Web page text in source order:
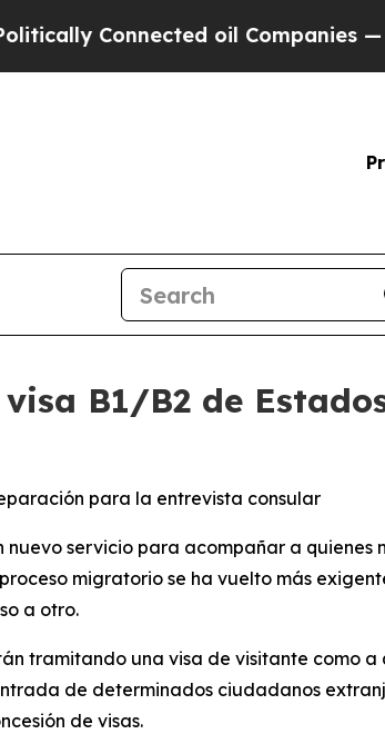
oil Companies — not
B1/B2 de
para la entrevista consular
nuevo servicio para acompañar a quienes
migratorio se ha vuelto más
a otro.
tramitando una visa de visitante como a
de determinados ciudadanos
de visas.